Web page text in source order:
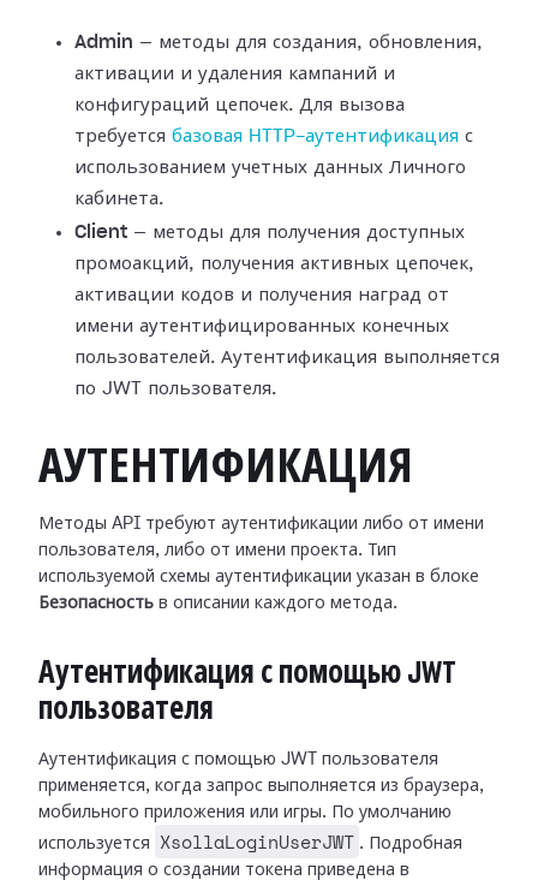
Admin — методы для создания, обновления,
активации и удаления кампаний и
конфигураций цепочек. Для вызова
требуется базовая HTTP-аутентификация с
использованием учетных данных Личного
кабинета.
Client — методы для получения доступных
промоакций, получения активных цепочек,
активации кодов и получения наград от
имени аутентифицированных конечных
пользователей. Аутентификация выполняется
по JWT пользователя.
АУТЕНТИФИКАЦИЯ
Методы API требуют аутентификации либо от имени
пользователя, либо от имени проекта. Тип
используемой схемы аутентификации указан в блоке
Безопасность в описании каждого метода.
Аутентификация с помощью JWT
пользователя
Аутентификация с помощью JWT пользователя
применяется, когда запрос выполняется из браузера,
мобильного приложения или игры. По умолчанию
используется
XsollaLoginUserJWT . Подробная
информация о создании токена приведена в